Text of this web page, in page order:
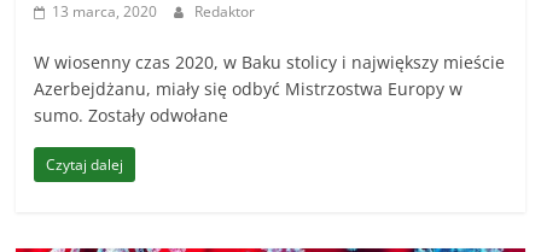
13 marca, 2020 Redaktor
W wiosenny czas 2020, w Baku stolicy i największy mieście
Azerbejdżanu, miały się odbyć Mistrzostwa Europy w
sumo. Zostały odwołane
Czytaj dalej